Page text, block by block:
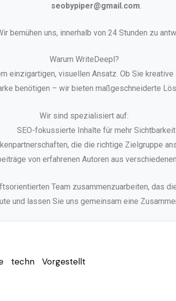
seobypiper@gmail.com
bemühen uns, innerhalb von 24 Stunden zu
Warum WriteDeepl?
einzigartigen, visuellen Ansatz. Ob Sie
benötigen – wir bieten maßgeschneiderte
Wir sind spezialisiert auf:
SEO-fokussierte Inhalte für mehr Sichtbarkeit
die die richtige Zielgruppe
von erfahrenen Autoren aus
Team zusammenzuarbeiten, das
und lassen Sie uns gemeinsam eine
techn Vorgestellt